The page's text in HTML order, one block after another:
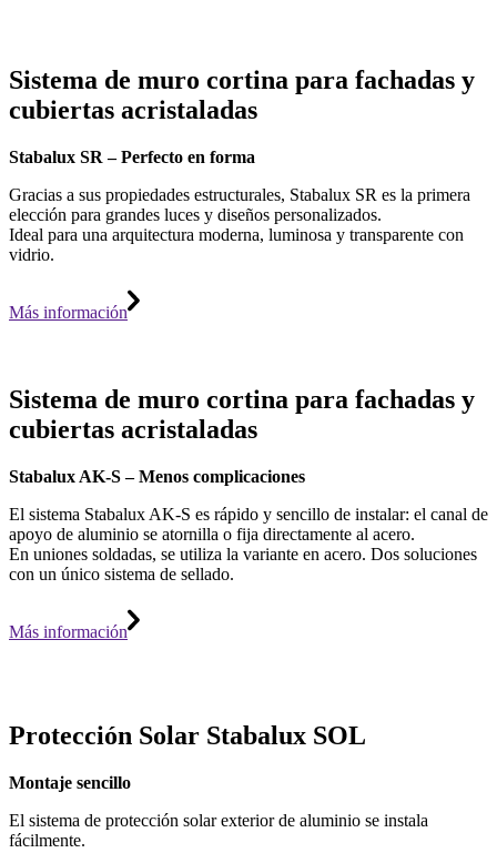
Sistema de muro cortina para fachadas y
cubiertas acristaladas
Stabalux SR – Perfecto en forma
Gracias a sus propiedades estructurales, Stabalux SR es la primera
elección para grandes luces y diseños personalizados.
Ideal para una arquitectura moderna, luminosa y transparente con
vidrio.
Más información
Sistema de muro cortina para fachadas y
cubiertas acristaladas
Stabalux AK-S – Menos complicaciones
El sistema Stabalux AK-S es rápido y sencillo de instalar: el canal de
apoyo de aluminio se atornilla o fija directamente al acero.
En uniones soldadas, se utiliza la variante en acero. Dos soluciones
con un único sistema de sellado.
Más información
Protección Solar Stabalux SOL
Montaje sencillo
El sistema de protección solar exterior de aluminio se instala
fácilmente.